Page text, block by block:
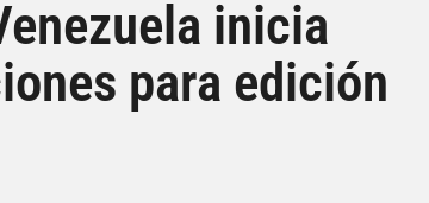
inicia
para edición